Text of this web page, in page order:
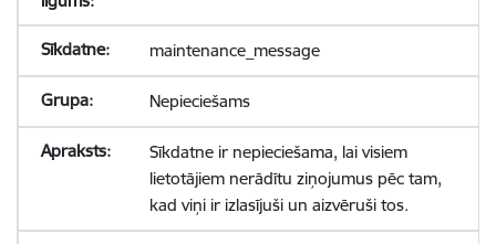
maintenance_message
Nepieciešams
Sīkdatne ir nepieciešama, lai visiem
lietotājiem nerādītu ziņojumus pēc tam,
kad viņi ir izlasījuši un aizvēruši tos.